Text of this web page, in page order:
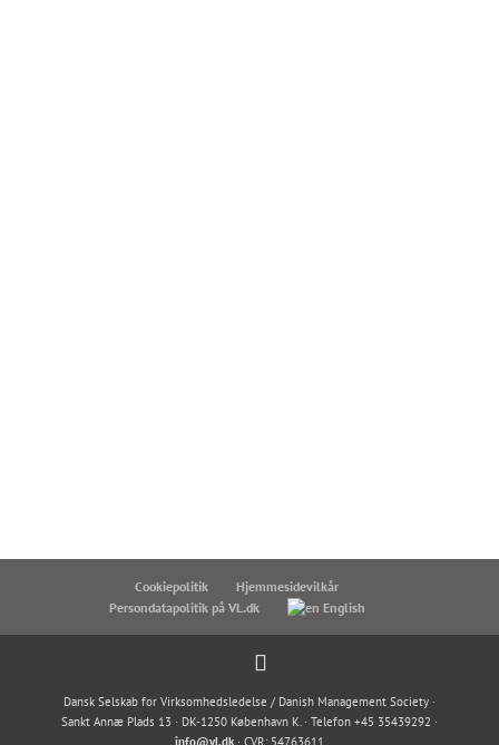
Cookiepolitik
Hjemmesidevilkår
Persondatapolitik på VL.dk
English
Dansk Selskab for Virksomhedsledelse / Danish Management Society ·
Sankt Annæ Plads 13 · DK-1250 København K. · Telefon +45 35439292 ·
info@vl.dk· CVR: 54763611